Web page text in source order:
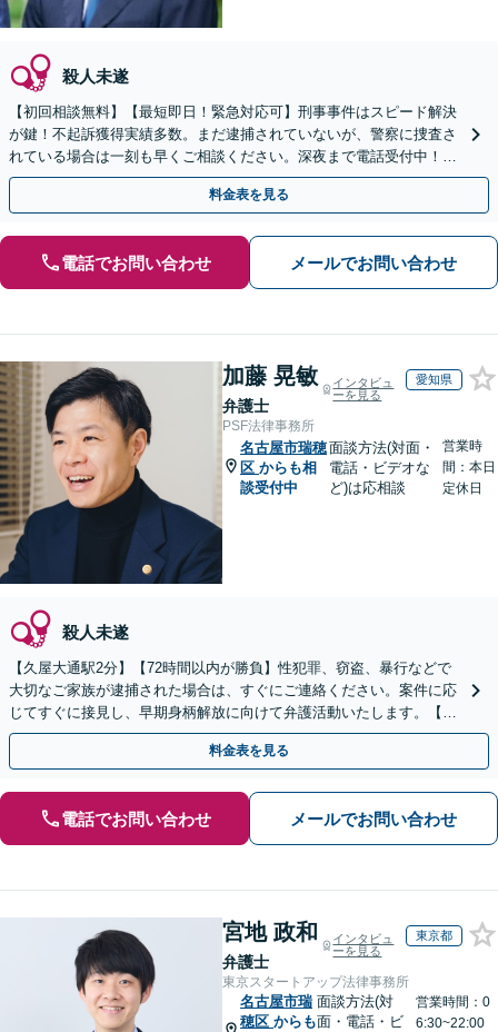
殺人未遂
【初回相談無料】【最短即日！緊急対応可】刑事事件はスピード解決
が鍵！不起訴獲得実績多数。まだ逮捕されていないが、警察に捜査さ
れている場合は一刻も早くご相談ください。深夜まで電話受付中！痴
漢／盗撮／のぞき／その他性犯罪など
料金表を見る
電話でお問い合わせ メールでお問い合わせ
加藤 晃敏
弁護士
インタビュ
ーを見る
愛知県
PSF法律事務所
名古屋市瑞穂
区 からも相
談受付中
面談方法(対面・
電話・ビデオな
ど)は応相談
営業時
間：本日
定休日
殺人未遂
【久屋大通駅2分】【72時間以内が勝負】性犯罪、窃盗、暴行などで
大切なご家族が逮捕された場合は、すぐにご連絡ください。案件に応
じてすぐに接見し、早期身柄解放に向けて弁護活動いたします。【休
日・夜間面談可能】【ご依頼時は相談料無料】
料金表を見る
電話でお問い合わせ メールでお問い合わせ
宮地 政和
弁護士
インタビュ
ーを見る
東京都
東京スタートアップ法律事務所
名古屋市瑞
穂区 からも
面談方法(対
面・電話・ビ
営業時間：0
6:30~22:00